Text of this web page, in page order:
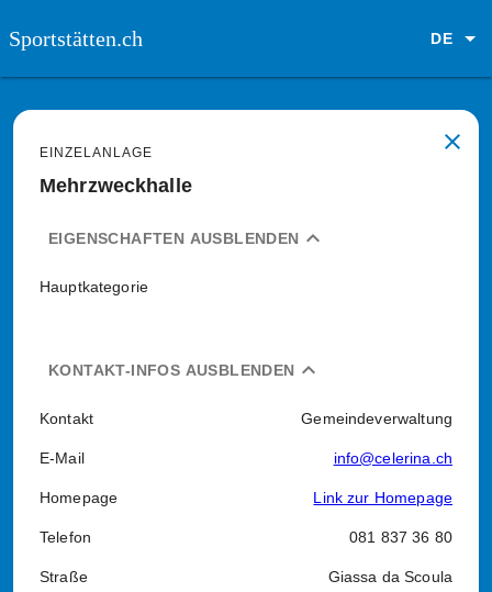
Sportstätten.ch DE
close
EINZELANLAGE
Mehrzweckhalle
expand_less
EIGENSCHAFTEN AUSBLENDEN
Hauptkategorie
expand_less
KONTAKT-INFOS AUSBLENDEN
Kontakt Gemeindeverwaltung
E-Mail info@celerina.ch
Homepage Link zur Homepage
Telefon 081 837 36 80
Straße Giassa da Scoula